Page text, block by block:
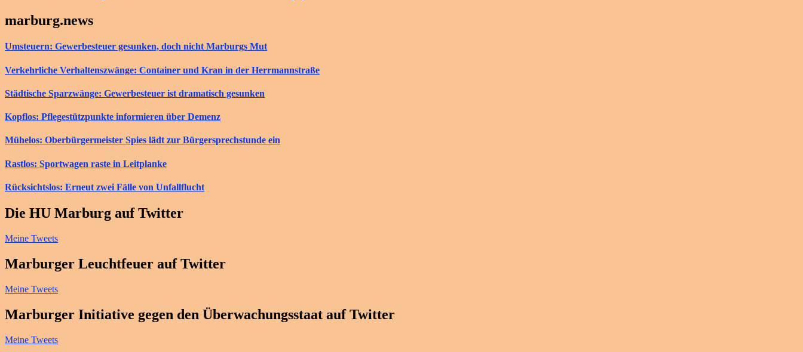
marburg.news
Umsteuern: Gewerbesteuer gesunken, doch nicht Marburgs Mut
Verkehrliche Verhaltenszwänge: Container und Kran in der Herrmannstraße
Städtische Sparzwänge: Gewerbesteuer ist dramatisch gesunken
Kopflos: Pflegestützpunkte informieren über Demenz
Mühelos: Oberbürgermeister Spies lädt zur Bürgersprechstunde ein
Rastlos: Sportwagen raste in Leitplanke
Rücksichtslos: Erneut zwei Fälle von Unfallflucht
Die HU Marburg auf Twitter
Meine Tweets
Marburger Leuchtfeuer auf Twitter
Meine Tweets
Marburger Initiative gegen den Überwachungsstaat auf Twitter
Meine Tweets